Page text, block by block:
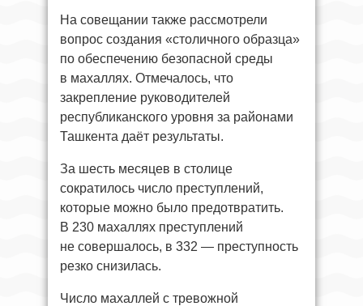
На совещании также рассмотрели
вопрос создания «столичного образца»
по обеспечению безопасной среды
в махаллях. Отмечалось, что
закрепление руководителей
республиканского уровня за районами
Ташкента даёт результаты.
За шесть месяцев в столице
сократилось число преступлений,
которые можно было предотвратить.
В 230 махаллях преступлений
не совершалось, в 332 — преступность
резко снизилась.
Число махаллей с тревожной